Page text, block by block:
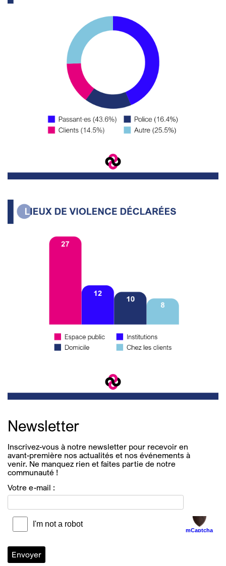
Newsletter
Inscrivez-vous à notre newsletter pour recevoir en
avant-première nos actualités et nos événements à
venir. Ne manquez rien et faites partie de notre
communauté !
Votre e-mail :